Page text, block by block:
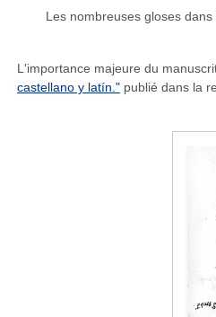
Les nombreuses gloses
L'importance majeure du
castellano y latín." publié dans la